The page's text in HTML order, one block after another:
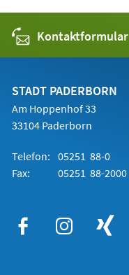
Kontaktformular
STADT PADERBORN
Am Hoppenhof 33
33104 Paderborn
Telefon: 05251 88-0
Fax:
05251 88-2000